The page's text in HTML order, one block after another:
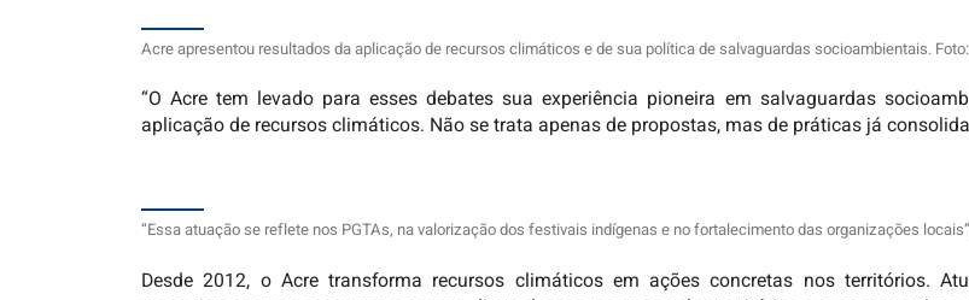
Acre apresentou resultados da aplicação de recursos climáticos e de sua política de salvaguardas socioambientais.
“O Acre tem levado para esses debates sua experiência pioneira em salvaguardas
aplicação de recursos climáticos. Não se trata apenas de propostas, mas de práticas já
“Essa atuação se reflete nos PGTAs, na valorização dos festivais indígenas e no fortalecimento das organizações
Desde 2012, o Acre transforma recursos climáticos em ações concretas nos territórios.